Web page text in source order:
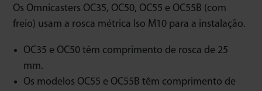
Os Omnicasters OC35, OC50, OC55 e OC55B (com
freio) usam a rosca métrica Iso M10 para a instalação.
OC35 e OC50 têm comprimento de rosca de 25
mm.
Os modelos OC55 e OC55B têm comprimento de